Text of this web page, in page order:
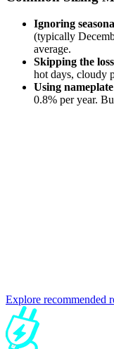
Ignoring
(typically
average.
Skipping the
hot days, cloudy
Using
0.8% per year.
Explore recommended